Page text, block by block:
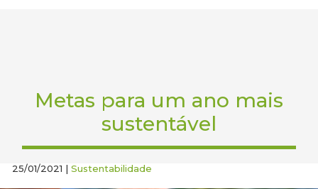
Metas para um ano mais
sustentável
25/01/2021 |Sustentabilidade